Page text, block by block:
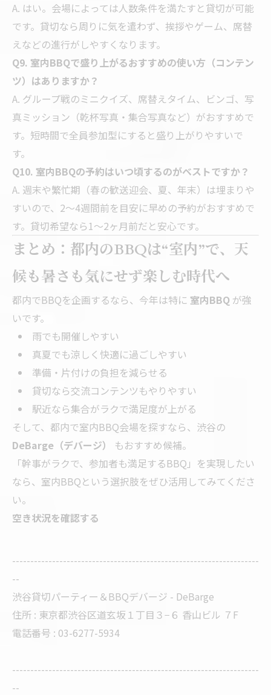
A. はい。会場によっては人数条件を満たすと貸切が可能
です。貸切なら周りに気を遣わず、挨拶やゲーム、席替
えなどの進行がしやすくなります。
Q9. 室内BBQで盛り上がるおすすめの使い方（コンテン
ツ）はありますか？
A. グループ戦のミニクイズ、席替えタイム、ビンゴ、写
真ミッション（乾杯写真・集合写真など）がおすすめで
す。短時間で全員参加型にすると盛り上がりやすいで
す。
Q10. 室内BBQの予約はいつ頃するのがベストですか？
A. 週末や繁忙期（春の歓送迎会、夏、年末）は埋まりや
すいので、2〜4週間前を目安に早めの予約がおすすめで
す。貸切希望なら1〜2ヶ月前だと安心です。
まとめ：都内のBBQは“室内”で、天
候も暑さも気にせず楽しむ時代へ
都内でBBQを企画するなら、今年は特に 室内BBQ が強
いです。
雨でも開催しやすい
真夏でも涼しく快適に過ごしやすい
準備・片付けの負担を減らせる
貸切なら交流コンテンツもやりやすい
駅近なら集合がラクで満足度が上がる
そして、都内で室内BBQ会場を探すなら、渋谷の
DeBarge（デバージ）
もおすすめ候補。
「幹事がラクで、参加者も満足するBBQ」を実現したい
なら、室内BBQという選択肢をぜひ活用してみてくださ
い。
空き状況を確認する
--------------------------------------------------------------------
--
渋谷貸切パーティー＆BBQデバージ - DeBarge
住所 : 東京都渋谷区道玄坂１丁目３−６ 香山ビル ７F
電話番号 : 03-6277-5934
--------------------------------------------------------------------
--